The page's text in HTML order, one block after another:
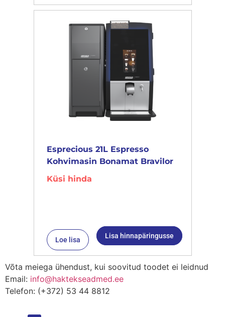
Esprecious 21L Espresso
Kohvimasin Bonamat Bravilor
Küsi hinda
Loe lisa Lisa hinnapäringusse
Võta meiega ühendust, kui soovitud toodet ei leidnud
Email: info@haktekseadmed.ee
Telefon: (+372) 53 44 8812